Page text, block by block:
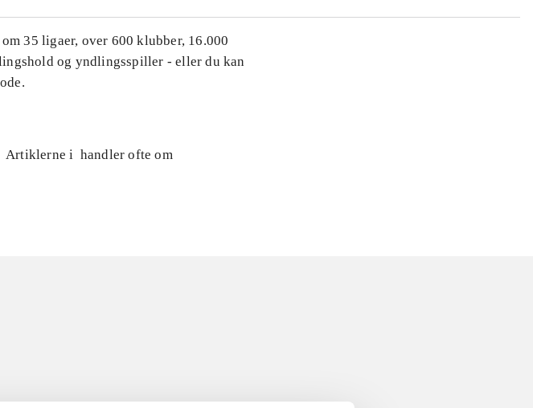
35 ligaer, over 600 klubber, 16.000
og yndlingsspiller - eller du kan
Artiklerne i handler ofte om